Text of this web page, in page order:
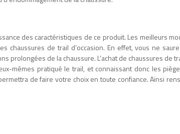
des caractéristiques de ce produit. Les meilleurs
chaussures de trail d’occasion. En effet, vous ne
de la chaussure. L’achat de chaussures de
mêmes pratiqué le trail, et connaissant donc les
de faire votre choix en toute confiance. Ainsi